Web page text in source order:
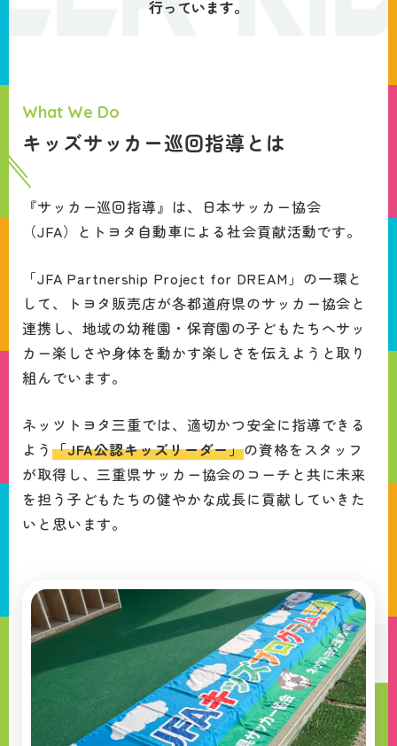
行っています。
What We Do
キッズサッカー巡回指導とは
『サッカー巡回指導』は、日本サッカー協会
（JFA）とトヨタ自動車による社会貢献活動です。
「JFA Partnership Project for DREAM」の一環と
して、トヨタ販売店が各都道府県のサッカー協会と
連携し、地域の幼稚園・保育園の子どもたちへサッ
カー楽しさや身体を動かす楽しさを伝えようと取り
組んでいます。
ネッツトヨタ三重では、適切かつ安全に指導できる
よう 「JFA公認キッズリーダー」の資格をスタッフ
が取得し、三重県サッカー協会のコーチと共に未来
を担う子どもたちの健やかな成長に貢献していきた
いと思います。